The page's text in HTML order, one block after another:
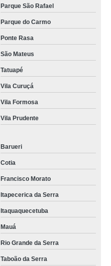
Parque São Rafael
Parque do Carmo
Ponte Rasa
São Mateus
Tatuapé
Vila Curuçá
Vila Formosa
Vila Prudente
Barueri
Cotia
Francisco Morato
Itapecerica da Serra
Itaquaquecetuba
Mauá
Rio Grande da Serra
Taboão da Serra